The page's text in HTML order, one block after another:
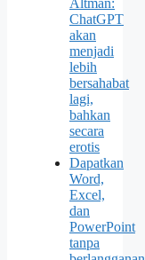
Altman:
ChatGPT
akan
menjadi
lebih
bersahabat
lagi,
bahkan
secara
erotis
Dapatkan
Word,
Excel,
dan
PowerPoint
tanpa